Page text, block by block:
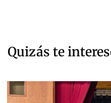
Quizás te